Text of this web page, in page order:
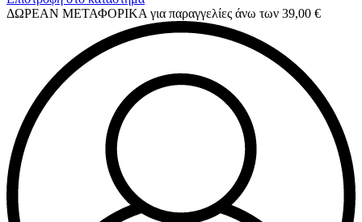
ΔΩΡΕΑΝ ΜΕΤΑΦΟΡΙΚΑ για παραγγελίες άνω των 39,00 €